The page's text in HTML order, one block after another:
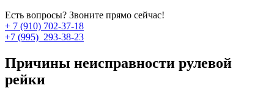
Есть вопросы? Звоните прямо сейчас!
+ 7 (910) 702-37-18
+7 (995) 293-38-23
Причины неисправности рулевой
рейки